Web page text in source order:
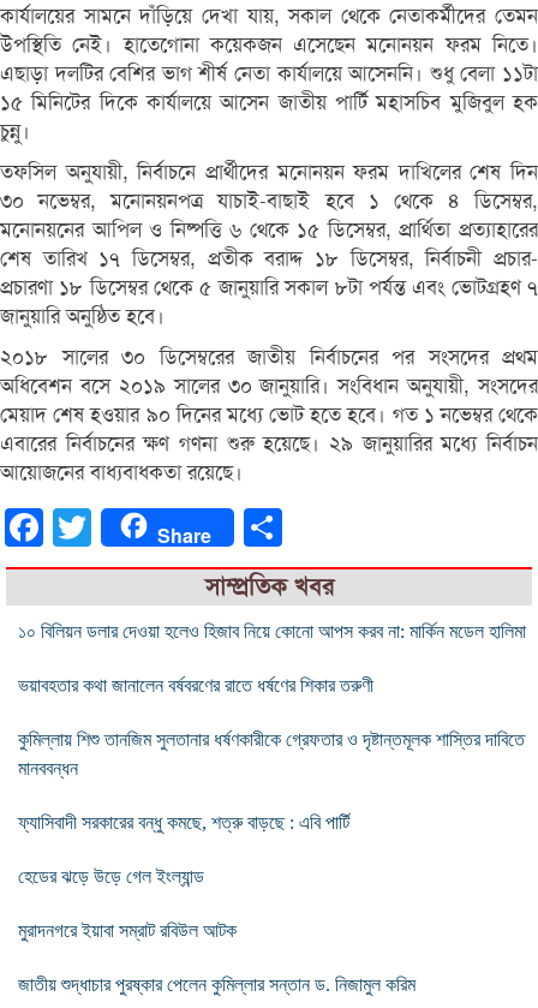
কার্যালয়ের সামনে দাঁড়িয়ে দেখা যায়, সকাল থেকে নেতাকর্মীদের তেমন
উপস্থিতি নেই। হাতেগোনা কয়েকজন এসেছেন মনোনয়ন ফরম নিতে।
এছাড়া দলটির বেশির ভাগ শীর্ষ নেতা কার্যালয়ে আসেননি। শুধু বেলা ১১টা
১৫ মিনিটের দিকে কার্যালয়ে আসেন জাতীয় পার্টি মহাসচিব মুজিবুল হক
চুন্নু।
তফসিল অনুযায়ী, নির্বাচনে প্রার্থীদের মনোনয়ন ফরম দাখিলের শেষ দিন
৩০ নভেম্বর, মনোনয়নপত্র যাচাই-বাছাই হবে ১ থেকে ৪ ডিসেম্বর,
মনোনয়নের আপিল ও নিষ্পত্তি ৬ থেকে ১৫ ডিসেম্বর, প্রার্থিতা প্রত্যাহারের
শেষ তারিখ ১৭ ডিসেম্বর, প্রতীক বরাদ্দ ১৮ ডিসেম্বর, নির্বাচনী প্রচার-
প্রচারণা ১৮ ডিসেম্বর থেকে ৫ জানুয়ারি সকাল ৮টা পর্যন্ত এবং ভোটগ্রহণ ৭
জানুয়ারি অনুষ্ঠিত হবে।
২০১৮ সালের ৩০ ডিসেম্বরের জাতীয় নির্বাচনের পর সংসদের প্রথম
অধিবেশন বসে ২০১৯ সালের ৩০ জানুয়ারি। সংবিধান অনুযায়ী, সংসদের
মেয়াদ শেষ হওয়ার ৯০ দিনের মধ্যে ভোট হতে হবে। গত ১ নভেম্বর থেকে
এবারের নির্বাচনের ক্ষণ গণনা শুরু হয়েছে। ২৯ জানুয়ারির মধ্যে নির্বাচন
আয়োজনের বাধ্যবাধকতা রয়েছে।
FacebookTwitter Share
সাম্প্রতিক খবর
১০ বিলিয়ন ডলার দেওয়া হলেও হিজাব নিয়ে কোনো আপস করব না: মার্কিন মডেল হালিমা
ভয়াবহতার কথা জানালেন বর্ষবরণের রাতে ধর্ষণের শিকার তরুণী
কুমিল্লায় শিশু তানজিম সুলতানার ধর্ষণকারীকে গ্রেফতার ও দৃষ্টান্তমূলক শাস্তির দাবিতে
মানববন্ধন
ফ্যাসিবাদী সরকারের বন্ধু কমছে, শত্রু বাড়ছে : এবি পার্টি
হেডের ঝড়ে উড়ে গেল ইংল্যান্ড
মুরাদনগরে ইয়াবা সম্রাট রবিউল আটক
জাতীয় শুদ্ধাচার পুরষ্কার পেলেন কুমিল্লার সন্তান ড. নিজামুল করিম